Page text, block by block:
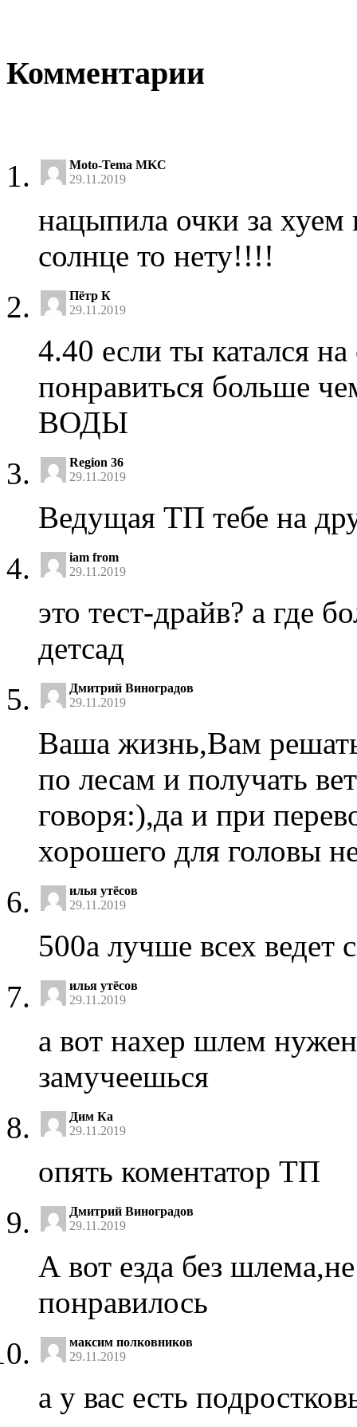
Комментарии
Moto-Tema MKC
29.11.2019
нацыпила очки за
солнце то нету!!!!
Пётр К
29.11.2019
4.40 если ты катался
понравиться
ВОДЫ
Region 36
29.11.2019
Ведущая ТП тебе на
iam from
29.11.2019
это тест-драйв? а где
детсад
Дмитрий Виноградов
29.11.2019
Ваша жизнь,Вам
по лесам и получать
говоря:),да и при
хорошего для головы
илья утёсов
29.11.2019
500а лучше всех ведет
илья утёсов
29.11.2019
а вот нахер шлем
замучеешься
Дим Ка
29.11.2019
опять коментатор ТП
Дмитрий Виноградов
29.11.2019
А вот езда без
понравилось
максим полковников
29.11.2019
а у вас есть